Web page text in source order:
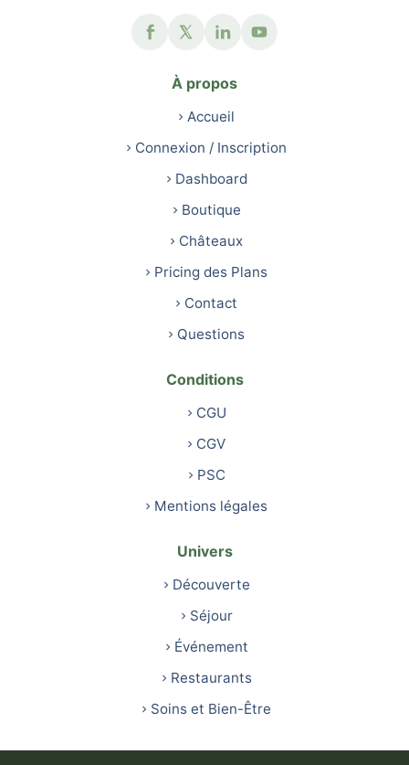
À propos
Accueil
Connexion / Inscription
Dashboard
Boutique
Châteaux
Pricing des Plans
Contact
Questions
Conditions
CGU
CGV
PSC
Mentions légales
Univers
Découverte
Séjour
Événement
Restaurants
Soins et Bien-Être